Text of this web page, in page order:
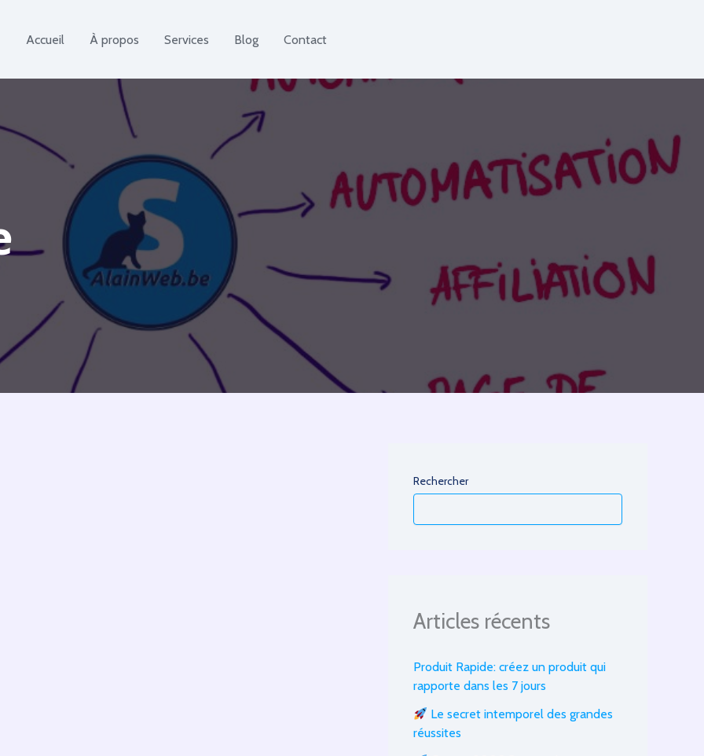
Accueil À propos Services Blog Contact
Rechercher
Articles récents
Produit Rapide: créez un produit qui
rapporte dans les 7 jours
Le secret intemporel des grandes
réussites